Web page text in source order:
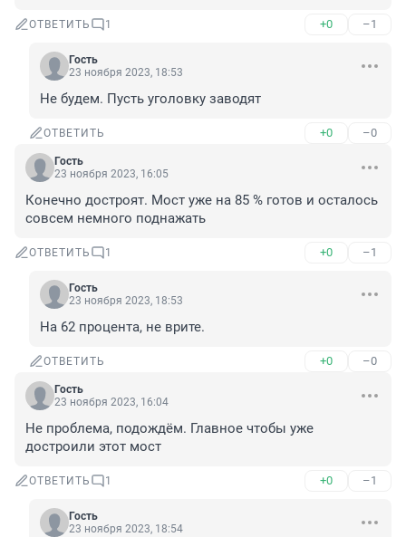
ОТВЕТИТЬ 1 +0 –1
Гость
23 ноября 2023, 18:53
Не будем. Пусть уголовку заводят
ОТВЕТИТЬ +0 –0
Гость
23 ноября 2023, 16:05
Конечно достроят. Мост уже на 85 % готов и осталось
совсем немного поднажать
ОТВЕТИТЬ 1 +0 –1
Гость
23 ноября 2023, 18:53
На 62 процента, не врите.
ОТВЕТИТЬ +0 –0
Гость
23 ноября 2023, 16:04
Не проблема, подождём. Главное чтобы уже
достроили этот мост
ОТВЕТИТЬ 1 +0 –1
Гость
23 ноября 2023, 18:54